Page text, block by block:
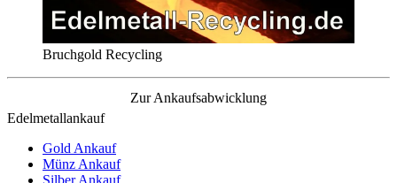
Bruchgold Recycling
Zur Ankaufsabwicklung
Edelmetallankauf
Gold Ankauf
Münz Ankauf